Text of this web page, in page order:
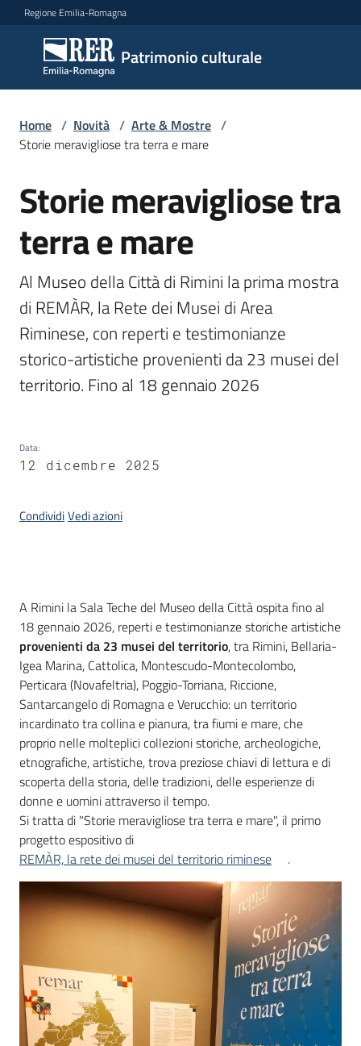
Vai al contenuto
Vai alla navigazione
Vai al footer
Regione Emilia-Romagna
Patrimonio culturale
Patrimonio
culturale
Argomenti
Novità
Servizi
Leggi
Atti
Bandi
Piani
Seguici
su
Home / Novità / Arte & Mostre /
Storie meravigliose tra terra e mare
Salta al contenuto
Storie meravigliose tra
terra e mare
Al Museo della Città di Rimini la prima mostra
di REMÀR, la Rete dei Musei di Area
Riminese, con reperti e testimonianze
storico-artistiche provenienti da 23 musei del
territorio. Fino al 18 gennaio 2026
Data:
12 dicembre 2025
CondividiVedi azioni
Introduzione
A Rimini la Sala Teche del Museo della Città ospita fino al
18 gennaio 2026, reperti e testimonianze storiche artistiche
provenienti da 23 musei del territorio, tra Rimini, Bellaria-
Igea Marina, Cattolica, Montescudo-Montecolombo,
Perticara (Novafeltria), Poggio-Torriana, Riccione,
Santarcangelo di Romagna e Verucchio: un territorio
incardinato tra collina e pianura, tra fiumi e mare, che
proprio nelle molteplici collezioni storiche, archeologiche,
etnografiche, artistiche, trova preziose chiavi di lettura e di
scoperta della storia, delle tradizioni, delle esperienze di
donne e uomini attraverso il tempo.
Si tratta di "Storie meravigliose tra terra e mare", il primo
progetto espositivo di
REMÀR, la rete dei musei del territorio riminese
.